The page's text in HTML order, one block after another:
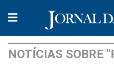
NOTÍCIAS SOBRE